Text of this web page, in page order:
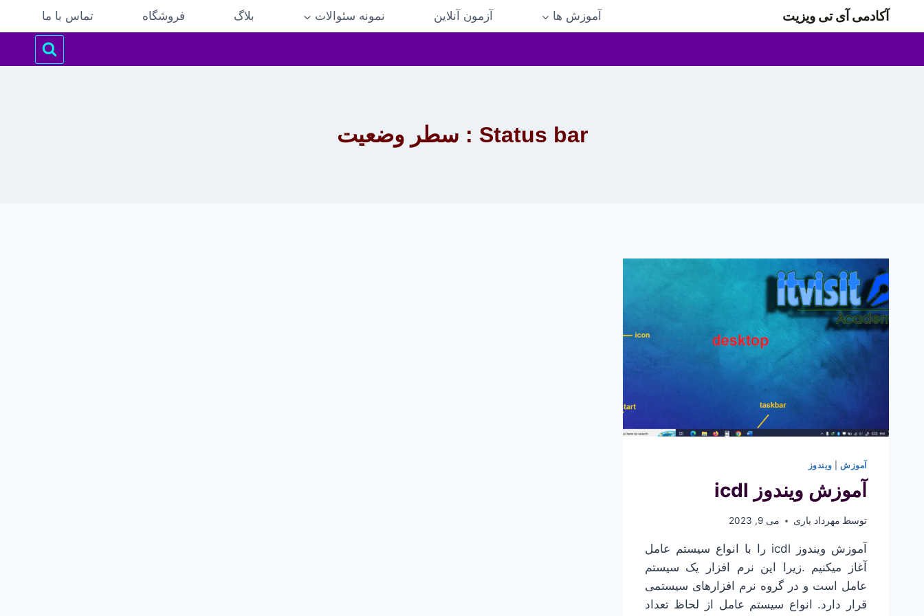
بازگشتآکادمی آی تی ویزیت آموزش ها آزمون آنلاین نمونه سئوالات بلاگ فروشگاه تماس با ما
Status bar : سطر وضعیت
آموزش ویندوز
آموزش ویندوز icdl
توسط مهرداد یاری می 9, 2023
آموزش ویندوز icdl را با انواع سیستم عامل
آغاز میکنیم .زیرا این نرم افزار یک سیستم
عامل است و در گروه نرم افزارهای سیستمی
قرار دارد. انواع سیستم عامل از لحاظ تعداد